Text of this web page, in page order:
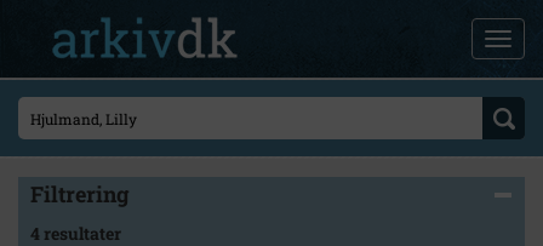
Filtrering
4 resultater